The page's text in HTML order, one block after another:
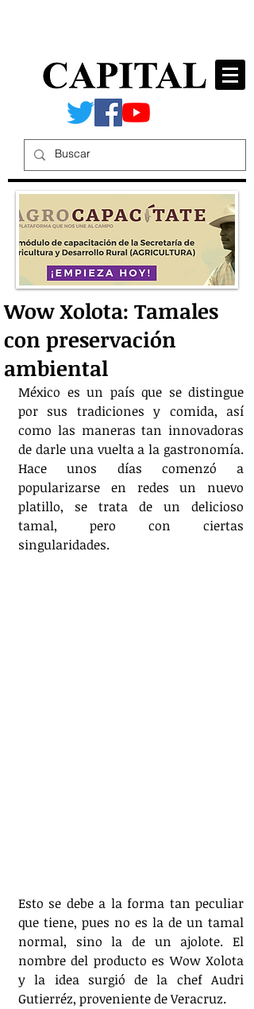
Wow Xolota: Tamales
con preservación
ambiental
México es un país que se distingue
por sus tradiciones y comida, así
como las maneras tan innovadoras
de darle una vuelta a la gastronomía.
Hace unos días comenzó a
popularizarse en redes un nuevo
platillo, se trata de un delicioso
tamal, pero con ciertas
singularidades.
Esto se debe a la forma tan peculiar
que tiene, pues no es la de un tamal
normal, sino la de un ajolote. El
nombre del producto es Wow Xolota
y la idea surgió de la chef Audri
Gutierréz, proveniente de Veracruz.